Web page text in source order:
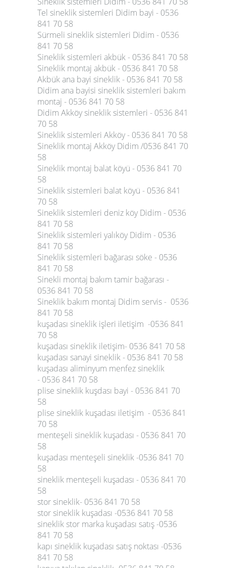
Tel sineklik sistemleri Didim bayi - 0536
841 70 58
Sürmeli sineklik sistemleri Didim - 0536
841 70 58
Sineklik sistemleri akbük - 0536 841 70 58
Sineklik montaj akbük - 0536 841 70 58
Akbük ana bayi sineklik - 0536 841 70 58
Didim ana bayisi sineklik sistemleri bakım
montaj - 0536 841 70 58
Didim Akköy sineklik sistemleri - 0536 841
70 58
Sineklik sistemleri Akköy - 0536 841 70 58
Sineklik montaj Akköy Didim /0536 841 70
58
Sineklik montaj balat köyü - 0536 841 70
58
Sineklik sistemleri balat köyü - 0536 841
70 58
Sineklik sistemleri deniz köy Didim - 0536
841 70 58
Sineklik sistemleri yalıköy Didim - 0536
841 70 58
Sineklik sistemleri bağarası söke - 0536
841 70 58
Sinekli montaj bakım tamir bağarası -
0536 841 70 58
Sineklik bakım montaj Didim servis - 0536
841 70 58
kuşadası sineklik işleri iletişim -0536 841
70 58
kuşadası sineklik iletişim- 0536 841 70 58
kuşadası sanayi sineklik - 0536 841 70 58
kuşadası aliminyum menfez sineklik
- 0536 841 70 58
plise sineklik kuşdası bayi - 0536 841 70
58
plise sineklik kuşadası iletişim - 0536 841
70 58
menteşeli sineklik kuşadası - 0536 841 70
58
kuşadası menteşeli sineklik -0536 841 70
58
sineklik menteşeli kuşadası - 0536 841 70
58
stor sineklik- 0536 841 70 58
stor sineklik kuşadası -0536 841 70 58
sineklik stor marka kuşadası satış -0536
841 70 58
kapı sineklik kuşadası satış noktası -0536
841 70 58